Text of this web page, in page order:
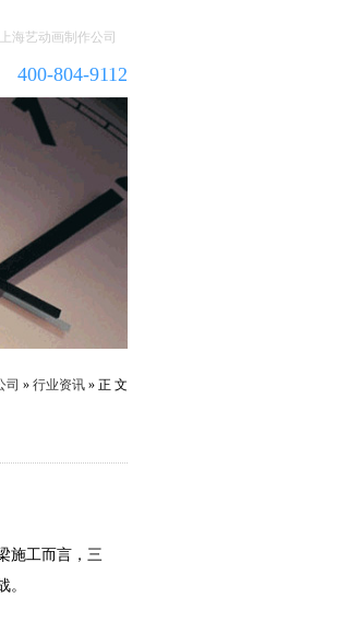
上海艺动画制作公司
400-804-9112
司 » 行业资讯 » 正 文
施工而言，三
。